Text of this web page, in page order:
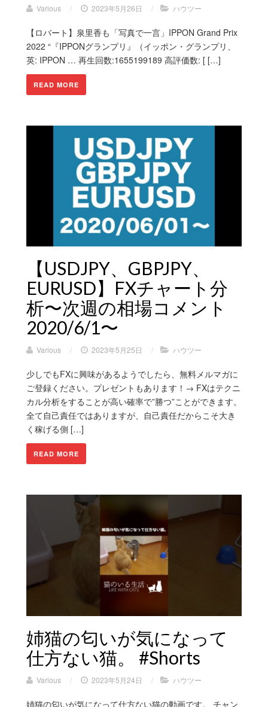
Various / 2023年5月26日 / ハウツー
【ロバート】泉里香も「写真で一言」IPPON Grand Prix
2022 “『IPPONグランプリ』（イッポン・グランプリ、
英: IPPON … 再生回数:1655199189 高評価数: [ […]
READ MORE
【USDJPY、GBPJPY、
EURUSD】FXチャート分
析〜次週の相場コメント
2020/6/1〜
Various / 2023年5月25日 / ハウツー
少しでもFXに興味があるようでしたら、無料メルマガに
ご登録ください。プレゼントもあります！→ FXはテクニ
カル分析をすることが高い確率で”勝つ”ことができます。
全て自己責任ではありますが、自己責任だからこそ大き
く稼げる側 […]
READ MORE
姉猫の匂いが気になって
仕方ない猫。 #Shorts
Various / 2023年5月24日 / ハウツー
姉猫の匂いが気になって仕方ない猫の動画です。 チャン